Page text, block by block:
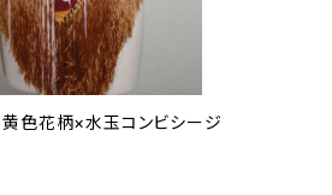
色花柄×水玉コンビシージ